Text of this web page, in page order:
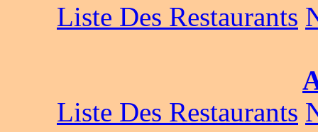
Liste Des Restaurants
Liste Des Restaurants